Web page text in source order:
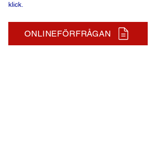
klick.
ONLINEFÖRFRÅGAN